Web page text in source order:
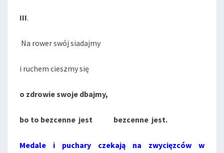
III.
Na rower swój siadajmy
i ruchem cieszmy się
o zdrowie swoje dbajmy,
bo to bezcenne jest bezcenne jest.
Medale i puchary czekają na zwycięzców w